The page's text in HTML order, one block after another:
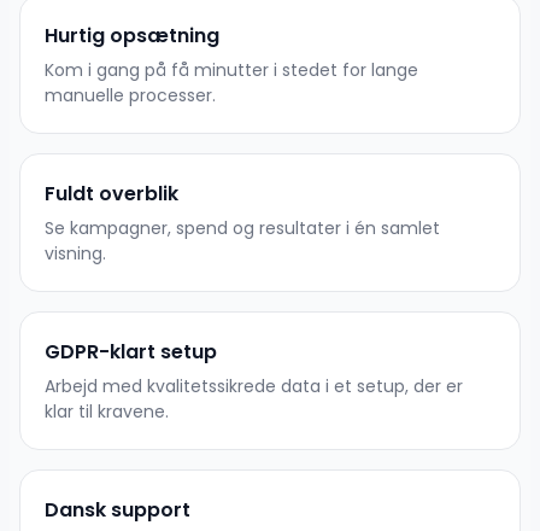
Hurtig opsætning
Kom i gang på få minutter i stedet for lange
manuelle processer.
Fuldt overblik
Se kampagner, spend og resultater i én samlet
visning.
GDPR-klart setup
Arbejd med kvalitetssikrede data i et setup, der er
klar til kravene.
Dansk support